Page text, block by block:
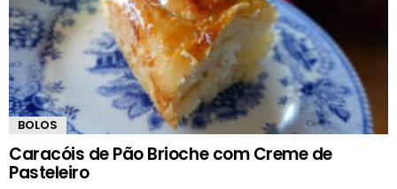
BOLOS
Caracóis de Pão Brioche com Creme de
Pasteleiro